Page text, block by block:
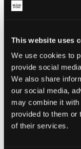
This website uses
We use cookies to
provide social
We also share
our social media,
may combine it with
provided to them or
of their services.
140 cm
tilbage
152 cm
Opfattet størrelse
Lille